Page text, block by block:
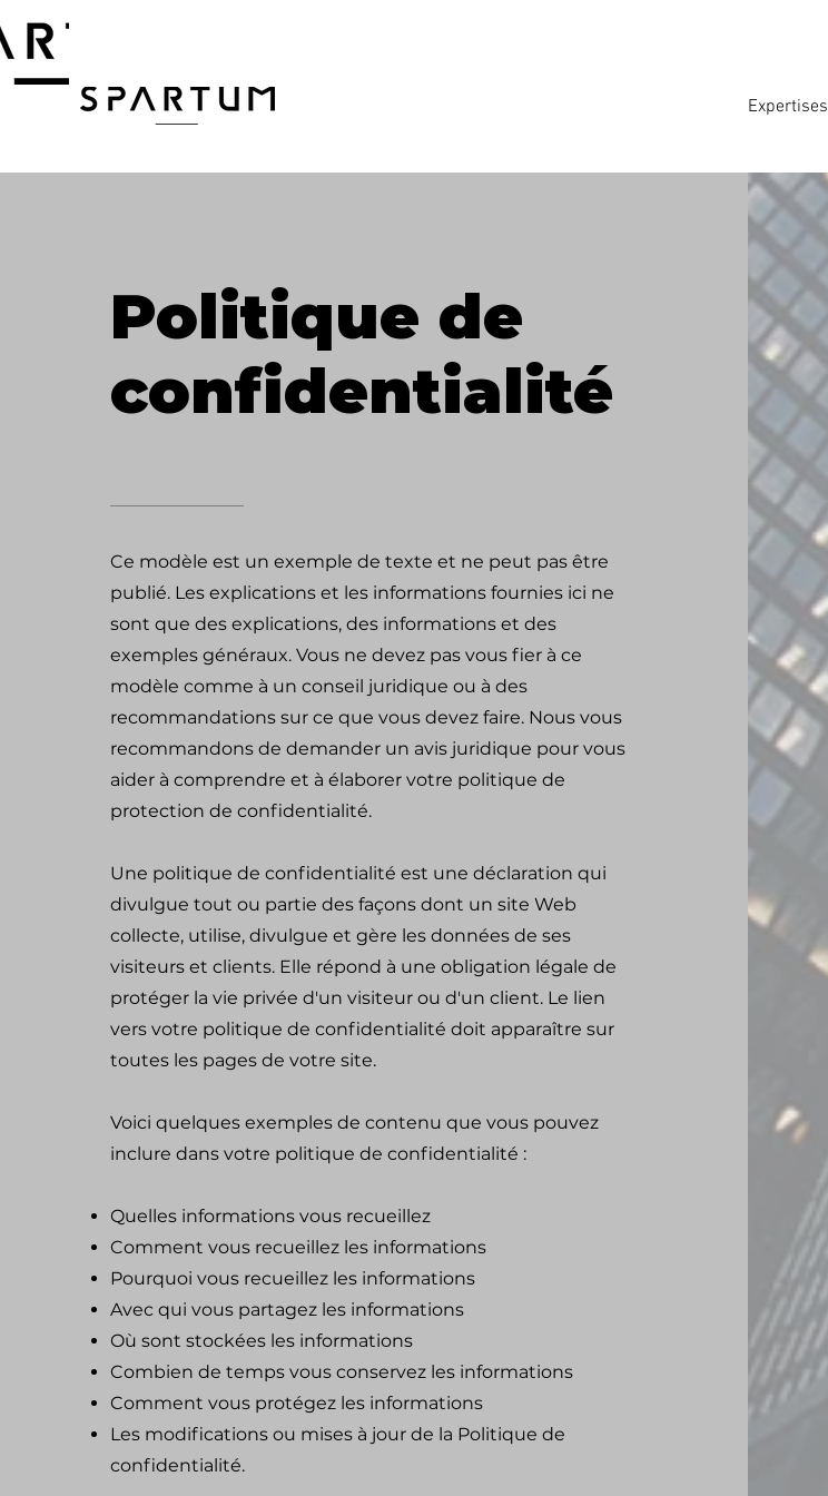
Expertises
Politique de
confidentialité
Ce modèle est un exemple de texte et ne peut pas être
publié. Les explications et les informations fournies ici ne
sont que des explications, des informations et des
exemples généraux. Vous ne devez pas vous fier à ce
modèle comme à un conseil juridique ou à des
recommandations sur ce que vous devez faire. Nous vous
recommandons de demander un avis juridique pour vous
aider à comprendre et à élaborer votre politique de
protection de confidentialité.
Une politique de confidentialité est une déclaration qui
divulgue tout ou partie des façons dont un site Web
collecte, utilise, divulgue et gère les données de ses
visiteurs et clients. Elle répond à une obligation légale de
protéger la vie privée d'un visiteur ou d'un client. Le lien
vers votre politique de confidentialité doit apparaître sur
toutes les pages de votre site.
Voici quelques exemples de contenu que vous pouvez
inclure dans votre politique de confidentialité :
Quelles informations vous recueillez
Comment vous recueillez les informations
Pourquoi vous recueillez les informations
Avec qui vous partagez les informations
Où sont stockées les informations
Combien de temps vous conservez les informations
Comment vous protégez les informations
Les modifications ou mises à jour de la Politique de
confidentialité.